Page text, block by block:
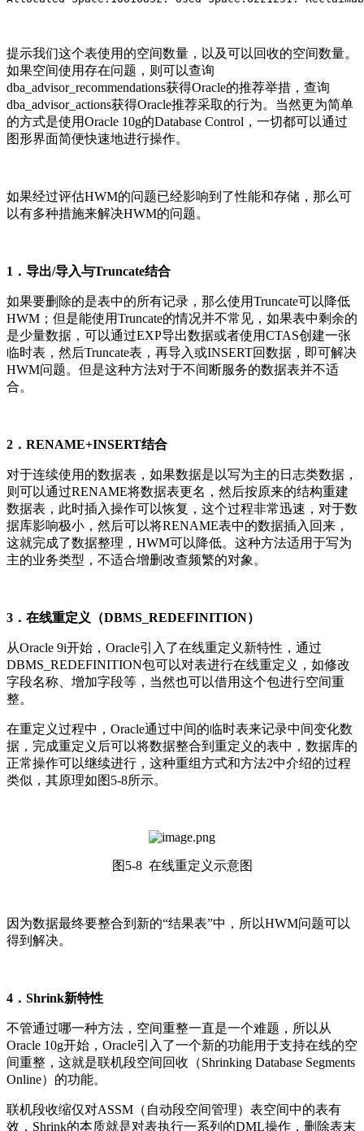
提示我们这个表使用的空间数量，以及可以回收的空间数量。
如果空间使用存在问题，则可以查询
dba_advisor_recommendations获得Oracle的推荐举措，查询
dba_advisor_actions获得Oracle推荐采取的行为。当然更为简单
的方式是使用Oracle 10g的Database Control，一切都可以通过
图形界面简便快速地进行操作。
如果经过评估HWM的问题已经影响到了性能和存储，那么可
以有多种措施来解决HWM的问题。
1．导出/导入与Truncate结合
如果要删除的是表中的所有记录，那么使用Truncate可以降低
HWM；但是能使用Truncate的情况并不常见，如果表中剩余的
是少量数据，可以通过EXP导出数据或者使用CTAS创建一张
临时表，然后Truncate表，再导入或INSERT回数据，即可解决
HWM问题。但是这种方法对于不间断服务的数据表并不适
合。
2．RENAME+INSERT结合
对于连续使用的数据表，如果数据是以写为主的日志类数据，
则可以通过RENAME将数据表更名，然后按原来的结构重建
数据表，此时插入操作可以恢复，这个过程非常迅速，对于数
据库影响极小，然后可以将RENAME表中的数据插入回来，
这就完成了数据整理，HWM可以降低。这种方法适用于写为
主的业务类型，不适合增删改查频繁的对象。
3．在线重定义（DBMS_REDEFINITION）
从Oracle 9i开始，Oracle引入了在线重定义新特性，通过
DBMS_REDEFINITION包可以对表进行在线重定义，如修改
字段名称、增加字段等，当然也可以借用这个包进行空间重
整。
在重定义过程中，Oracle通过中间的临时表来记录中间变化数
据，完成重定义后可以将数据整合到重定义的表中，数据库的
正常操作可以继续进行，这种重组方式和方法2中介绍的过程
类似，其原理如图5-8所示。
图5-8 在线重定义示意图
因为数据最终要整合到新的“结果表”中，所以HWM问题可以
得到解决。
4．Shrink新特性
不管通过哪一种方法，空间重整一直是一个难题，所以从
Oracle 10g开始，Oracle引入了一个新的功能用于支持在线的空
间重整，这就是联机段空间回收（Shrinking Database Segments
Online）的功能。
联机段收缩仅对ASSM（自动段空间管理）表空间中的表有
效，Shrink的本质就是对表执行一系列的DML操作，删除表末